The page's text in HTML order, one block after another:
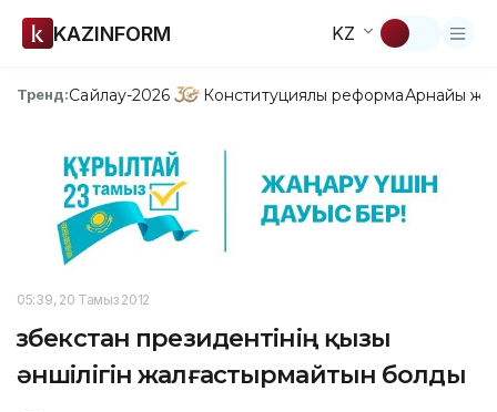
KAZINFORM KZ
Тренд:Сайлау-2026 Конституциялық реформаАрнайы
05:39, 20 Тамыз 2012
Өзбекстан президентінің қызы
әншілігін жалғастырмайтын болды